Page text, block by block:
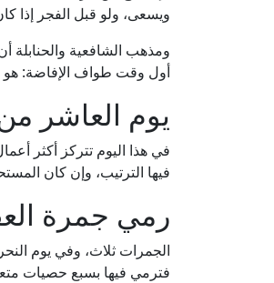
ويسعى، ولو قبل الفجر إذا
ومذهب الشافعية والحنابلة
أول وقت طواف الإفاضة: هو
يوم العاشر
في هذا اليوم تتركز أكثر
فيها الترتيب، وإن كان
رمي جمرة
الجمرات ثلاث، وفي يوم
فترمي فيها بسبع حصيات